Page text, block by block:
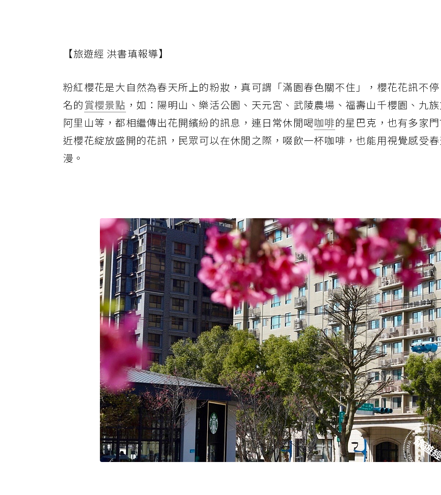
【旅遊經 洪書瑱報導】
粉紅櫻花是大自然為春天所上的粉妝，真可謂「滿園春色關不住」，櫻花花訊不
名的賞櫻景點 ，如：陽明山、樂活公園、天元宮、武陵農場、福壽山千櫻園、九
阿里山等，都相繼傳出花開繽紛的訊息，連日常休閒喝咖啡的星巴克，也有多家
近櫻花綻放盛開的花訊，民眾可以在休閒之際，啜飲一杯咖啡，也能用視覺感受
漫。